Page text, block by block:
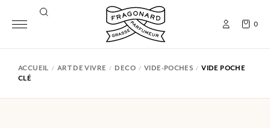
0
ACCUEIL ART DE VIVRE DECO VIDE-POCHES
VIDE POCHE
CLÉ